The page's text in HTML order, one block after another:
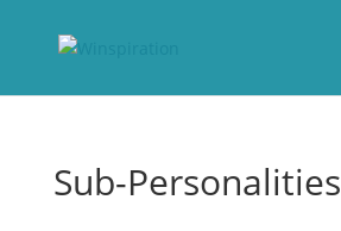
Sub-Personalities